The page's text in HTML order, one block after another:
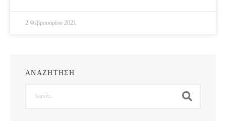
2 Φεβρουαρίου 2021
ΑΝΑΖΗΤΗΣΗ